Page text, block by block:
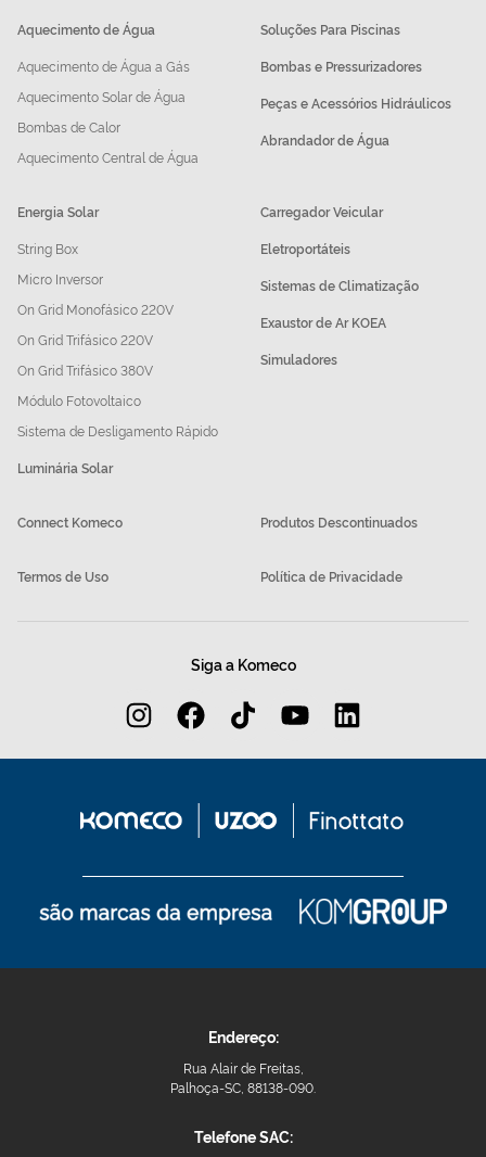
Aquecimento de Água
Aquecimento de Água a Gás
Aquecimento Solar de Água
Bombas de Calor
Aquecimento Central de Água
Soluções Para Piscinas
Bombas e Pressurizadores
Peças e Acessórios Hidráulicos
Abrandador de Água
Energia Solar
String Box
Micro Inversor
On Grid Monofásico 220V
On Grid Trifásico 220V
On Grid Trifásico 380V
Módulo Fotovoltaico
Sistema de Desligamento Rápido
Luminária Solar
Carregador Veicular
Eletroportáteis
Sistemas de Climatização
Exaustor de Ar KOEA
Simuladores
Connect Komeco Produtos Descontinuados
Termos de Uso Política de Privacidade
Siga a Komeco
Endereço:
Rua Alair de Freitas,
Palhoça-SC, 88138-090.
Telefone SAC: